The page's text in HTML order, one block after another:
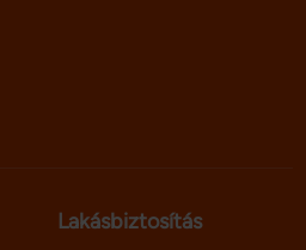
Lakásbiztosítás